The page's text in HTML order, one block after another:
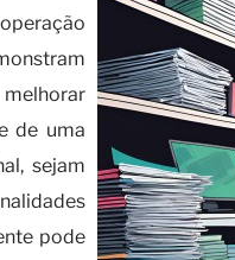
de uma
sejam
pode